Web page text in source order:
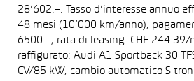
28’602.–. Tasso d’interesse annuo
48 mesi (10’000 km/anno),
6500.–, rata di leasing: CHF 244.39/
raffigurato: Audi A1 Sportback 30
CV/85 kW, cambio automatico S